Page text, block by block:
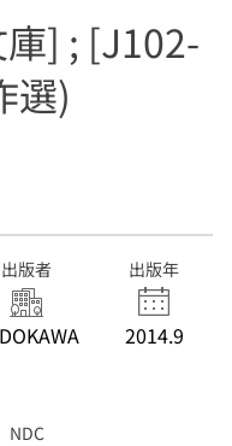
] ; [J102-
選)
出版者 出版年
2014.9
NDC